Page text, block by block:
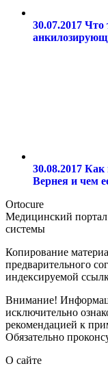
30.07.2017 Что
30.08.2017 Как
Вернея и чем
Ortocure
Медицинский портал
системы
Копирование
предварительного
индексируемой
Внимание!
исключительно
рекомендацией к
Обязательно
О сайте